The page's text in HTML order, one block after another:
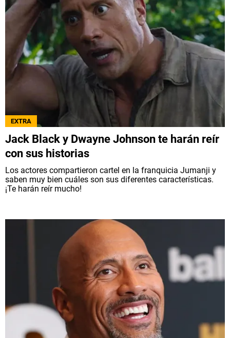
EXTRA
Jack Black y Dwayne Johnson te harán reír
con sus historias
Los actores compartieron cartel en la franquicia Jumanji y
saben muy bien cuáles son sus diferentes características.
¡Te harán reír mucho!